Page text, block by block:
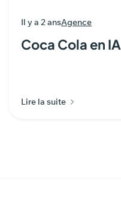
Il y a 2 ansAgence
Coca Cola en IA
Lire la suite